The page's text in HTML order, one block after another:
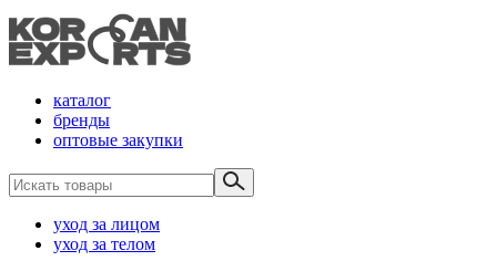
каталог
бренды
оптовые закупки
уход за лицом
уход за телом